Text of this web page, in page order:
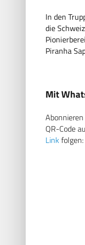
In den
die
Piranha
Mit
QR-Code
Link folgen: